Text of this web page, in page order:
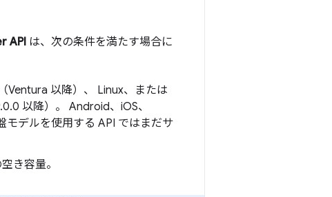
API は、次の条件を満たす場合に
Ventura 以降）、 Linux、または
以降）。 Android、iOS、
デルを使用する API ではまだサ
き容量。